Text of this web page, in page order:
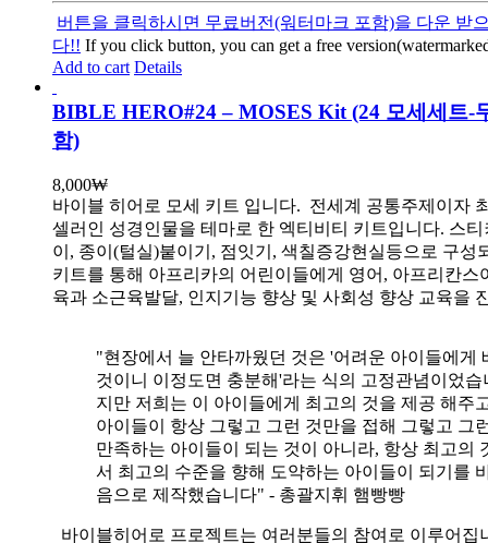
버튼을 클릭하시면 무료버전(워터마크 포함)을 다운 받
다!! If you click button, you can get a free
Add to cart Details
BIBLE HERO#24 – MOSES Kit (24 모세세트-
함)
8,000₩
바이블 히어로 모세 키트 입니다. 전세계 공통주제이자
셀러인 성경인물을 테마로 한 엑티비티 키트입니다. 스
이, 종이(털실)붙이기, 점잇기, 색칠증강현실등으로 구성
키트를 통해 아프리카의 어린이들에게 영어, 아프리칸스
육과 소근육발달, 인지기능 향상 및 사회성 향상 교육을
"현장에서 늘 안타까웠던 것은 '어려운 아이들에게
것이니 이정도면 충분해'라는 식의 고정관념이었습
지만 저희는 이 아이들에게 최고의 것을 제공 해주
아이들이 항상 그렇고 그런 것만을 접해 그렇고 그
만족하는 아이들이 되는 것이 아니라, 항상 최고의
서 최고의 수준을 향해 도약하는 아이들이 되기를
음으로 제작했습니다" - 총괄지휘 햄빵빵
바이블히어로 프로젝트는 여러분들의 참여로 이루어집